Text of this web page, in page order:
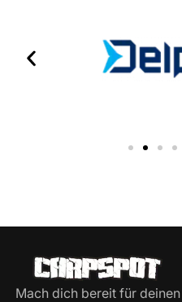
Mach dich bereit für deinen